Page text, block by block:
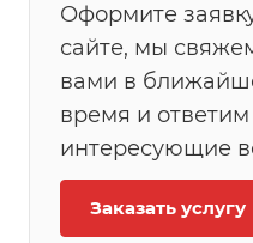
Оформите
сайте, мы
вами в
время и ответим
интересующие
Заказать услугу